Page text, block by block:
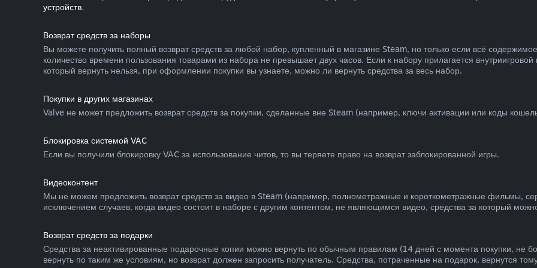
устройств.
Возврат средств за наборы
Вы можете получить полный возврат средств за любой набор, купленный в магазине Steam, но только если всё
количество времени пользования товарами из набора не превышает двух часов. Если к набору прилагается
который вернуть нельзя, при оформлении покупки вы узнаете, можно ли вернуть средства за весь набор.
Покупки в других магазинах
Valve не может предложить возврат средств за покупки, сделанные вне Steam (например, ключи активации или коды
Блокировка системой VAC
Если вы получили блокировку VAC за использование читов, то вы теряете право на возврат заблокированной игры.
Видеоконтент
Мы не можем предложить возврат средств за видео в Steam (например, полнометражные и короткометражные фильмы,
исключением случаев, когда видео состоит в наборе с другим контентом, не являющимся видео, средства за который
Возврат средств за подарки
Средства за неактивированные подарочные копии можно вернуть по обычным правилам (14 дней с момента покупки, не
вернуть по таким же условиям, но возврат должен запросить получатель. Средства, потраченные на подарок, вернутся